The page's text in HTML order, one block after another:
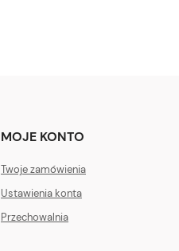
MOJE KONTO
Twoje zamówienia
Ustawienia konta
Przechowalnia